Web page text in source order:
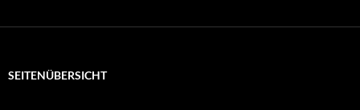
SEITENÜBERSICHT